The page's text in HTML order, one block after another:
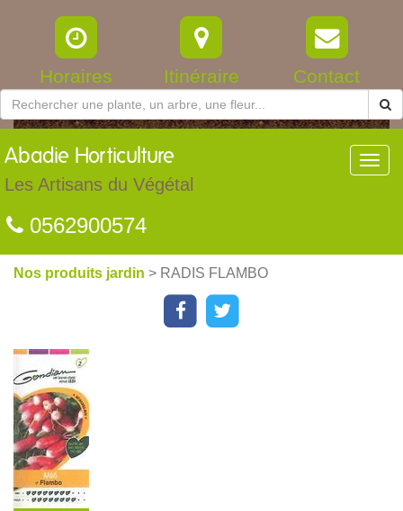
Horaires Itinéraire Contact
Abadie Horticulture
Les Artisans du Végétal
0562900574
Nos produits jardin > RADIS FLAMBO